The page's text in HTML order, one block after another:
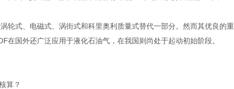
轮式、电磁式、涡街式和科里奥利质量式替代一部分。然而其优良的
在国外还广泛应用于液化石油气，在我国则尚处于起动初始阶段。
算？